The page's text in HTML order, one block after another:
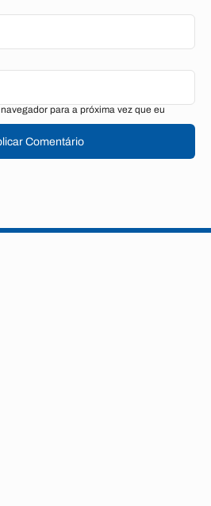
para a próxima vez que eu
Comentário